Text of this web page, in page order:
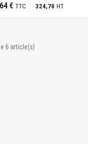
€TTC 324,70 HT
6 article(s)